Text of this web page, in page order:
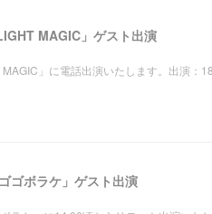
MAGIC」ゲスト出演
」に電話出演いたします。出演：
ゴボラケ」ゲスト出演